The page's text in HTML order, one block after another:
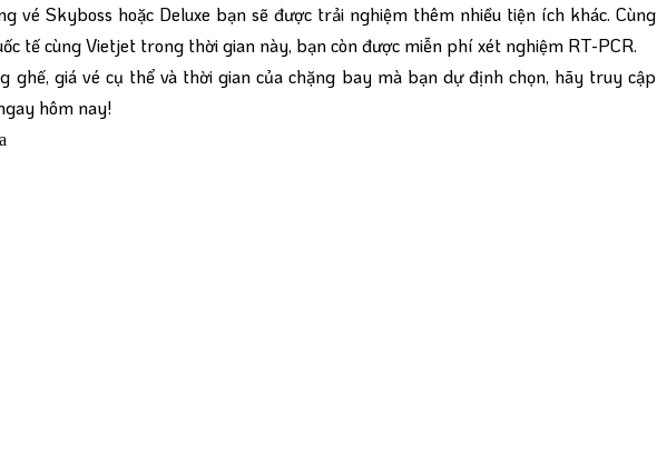
vé Skyboss hoặc Deluxe bạn sẽ được trải nghiệm thêm nhiều tiện ích khác. Cùng
tế cùng Vietjet trong thời gian này, bạn còn được miễn phí xét nghiệm RT-PCR.
ghế, giá vé cụ thể và thời gian của chặng bay mà bạn dự định chọn, hãy truy cập
hôm nay!